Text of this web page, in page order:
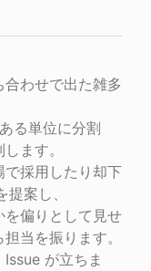
わせで出た雑多
る単位に分割
ます。
で採用したり却下
案し、
偏りとして見せ
当を振ります。
が立ちま